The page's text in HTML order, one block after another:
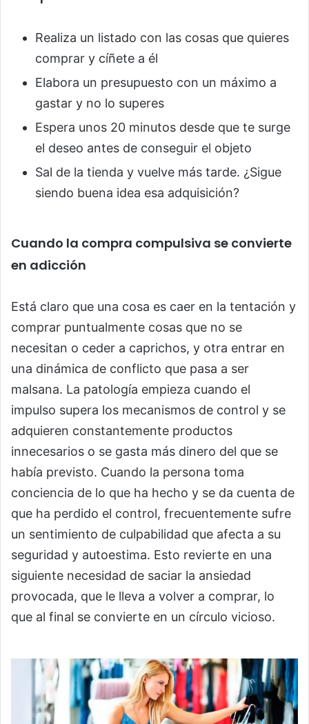
Realiza un listado con las cosas que quieres
comprar y cíñete a él
Elabora un presupuesto con un máximo a
gastar y no lo superes
Espera unos 20 minutos desde que te surge
el deseo antes de conseguir el objeto
Sal de la tienda y vuelve más tarde. ¿Sigue
siendo buena idea esa adquisición?
Cuando la compra compulsiva se convierte
en adicción
Está claro que una cosa es caer en la tentación y
comprar puntualmente cosas que no se
necesitan o ceder a caprichos, y otra entrar en
una dinámica de conflicto que pasa a ser
malsana. La patología empieza cuando el
impulso supera los mecanismos de control y se
adquieren constantemente productos
innecesarios o se gasta más dinero del que se
había previsto. Cuando la persona toma
conciencia de lo que ha hecho y se da cuenta de
que ha perdido el control, frecuentemente sufre
un sentimiento de culpabilidad que afecta a su
seguridad y autoestima. Esto revierte en una
siguiente necesidad de saciar la ansiedad
provocada, que le lleva a volver a comprar, lo
que al final se convierte en un círculo vicioso.